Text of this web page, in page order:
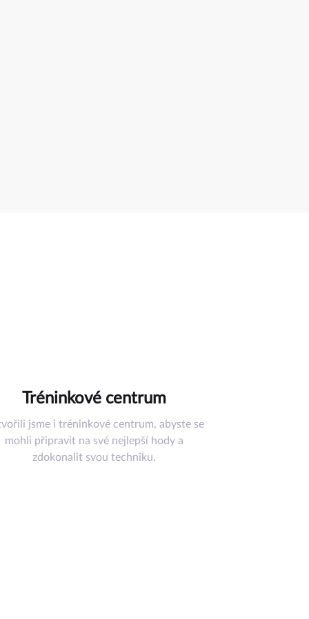
Tréninkové centrum
jsme i tréninkové centrum, abyste se
mohli připravit na své nejlepší hody a
zdokonalit svou techniku.